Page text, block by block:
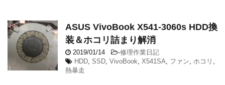
ASUS VivoBook X541-3060s HDD換
装＆ホコリ詰まり解消
2019/01/14 -修理作業日記
HDD SSD VivoBook X541SA ファン ホコリ
熱暴走